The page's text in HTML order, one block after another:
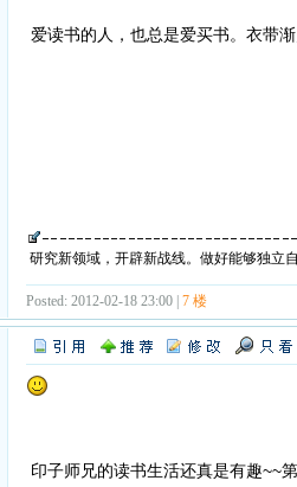
爱读书的人，也总是爱买书。衣带
研究新领域，开辟新战线。做好能够独立
Posted: 2012-02-18 23:00 | 7 楼
印子师兄的读书生活还真是有趣~~